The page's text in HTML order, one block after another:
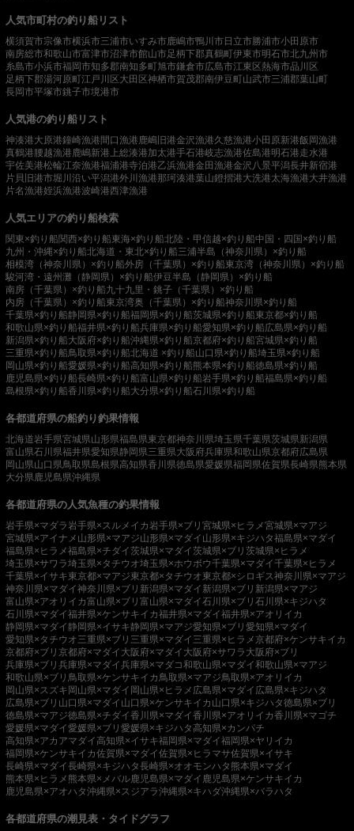
人気市町村の釣り船リスト
横須賀市宗像市横浜市三浦市いすみ市鹿嶋市鴨川市 日立市勝浦市小田原市
南房総市和歌山市富津市沼津市館山市足柄下郡真鶴町伊東市明石市北九州市
糸島市小浜市福岡市知多郡南知多町旭市鎌倉市広島市江東区熱海市品川区
足柄下郡湯河原町江戸川区 大田区神栖市賀茂郡南伊豆町山武市三浦郡葉山町
長岡市平塚市銚子市境港市
人気港の釣り船リスト
神湊港大原港鐘崎漁港 間口漁港鹿嶋旧港金沢漁港久慈漁港小田原新港飯岡漁港
真鶴港 腰越漁港鹿嶋新港 上総湊港加太港手石港岐志漁港佐島港明石港走水港
宇佐美港松輪江奈漁港福浦港寺泊港乙浜漁港金田漁港金沢八景平潟長井新宿港
片貝旧港市堀川沿い平潟港外川漁港那珂湊港葉山鐙摺港大洗港太海漁港大井漁港
片名漁港姪浜漁港波崎港西津漁港
人気エリアの釣り船検索
関東×釣り船関西×釣り船東海×釣り船北陸・甲信越×釣り船中国・四国×釣り船
九州・沖縄×釣り船北海道・東北×釣り船三浦半島（神奈川県）×釣り船
相模湾（神奈川県）×釣り船外房（千葉県）×釣り船東京湾（神奈川県）×釣り船
駿河湾・遠州灘（静岡県）×釣り船伊豆半島（静岡県）×釣り船
南房（千葉県）×釣り船九十九里・銚子（千葉県）×釣り船
内房（千葉県）×釣り船東京湾奥（千葉県）×釣り船神奈川県×釣り船
千葉県×釣り船静岡県×釣り船福岡県×釣り船茨城県×釣り船東京都×釣り船
和歌山県×釣り船福井県×釣り船兵庫県×釣り船愛知県×釣り船広島県×釣り船
新潟県×釣り船大阪府×釣り船沖縄県×釣り船京都府×釣り船宮城県×釣り船
三重県×釣り船鳥取県×釣り船北海道 ×釣り船山口県×釣り船埼玉県×釣り船
岡山県×釣り船愛媛県×釣り船高知県×釣り船熊本県×釣り船徳島県×釣り船
鹿児島県×釣り船長崎県×釣り船富山県×釣り船岩手県×釣り船福島県×釣り船
島根県×釣り船香川県×釣り船大分県×釣り船石川県×釣り船
各都道府県の船釣り釣果情報
北海道岩手県宮城県山形県福島県東京都神奈川県埼玉県千葉県茨城県新潟県
富山県石川県福井県愛知県静岡県三重県大阪府兵庫県和歌山県京都府広島県
岡山県山口県鳥取県島根県高知県香川県徳島県愛媛県福岡県佐賀県長崎県熊本県
大分県鹿児島県沖縄県
各都道府県の人気魚種の釣果情報
岩手県×マダラ岩手県×スルメイカ岩手県×ブリ 宮城県×ヒラメ宮城県×マアジ
宮城県×アイナメ 山形県×マアジ山形県×マダイ 山形県×キジハタ福島県×マダイ
福島県×ヒラメ福島県×チダイ茨城県×マダイ茨城県×ブリ 茨城県×ヒラメ
埼玉県×サワラ埼玉県×タチウオ埼玉県×ホウボウ千葉県×マダイ千葉県×ヒラメ
千葉県×イサキ東京都×マアジ東京都×タチウオ東京都×シロギス神奈川県×マアジ
神奈川県×マダイ神奈川県×ブリ 新潟県×マダイ 新潟県×ブリ 新潟県×マアジ
富山県×アオリイカ富山県×ブリ 富山県×マダイ石川県×ブリ 石川県×キジハタ
石川県×マダイ福井県×ケンサキイカ福井県×マダイ福井県×アオリイカ
静岡県×マダイ 静岡県×イサキ静岡県×マアジ愛知県×ブリ 愛知県×マダイ
愛知県×タチウオ三重県×ブリ 三重県×マダイ 三重県×ヒラメ京都府×ケンサキイカ
京都府×ブリ 京都府×マダイ 大阪府×マダイ 大阪府×サワラ 大阪府×ブリ
兵庫県×ブリ 兵庫県×マダイ兵庫県×マダコ和歌山県×マダイ和歌山県×マアジ
和歌山県×ブリ 鳥取県×ケンサキイカ鳥取県×マアジ鳥取県×アオリイカ
岡山県×スズキ 岡山県×マダイ 岡山県×ヒラメ 広島県×マダイ 広島県×キジハタ
広島県×ブリ 山口県×マダイ 山口県×ケンサキイカ 山口県×キジハタ徳島県×ブリ
徳島県×マアジ徳島県×チダイ香川県×マダイ香川県×アオリイカ香川県×マゴチ
愛媛県×マダイ愛媛県×ブリ 愛媛県×キジハタ高知県×カンパチ
高知県×アカアマダイ高知県×イサキ福岡県×マダイ福岡県×ヤリイカ
福岡県×ケンサキイカ佐賀県×マダイ佐賀県×ヒラマサ佐賀県×イサキ
長崎県×マダイ長崎県×キジハタ長崎県×オオモンハタ 熊本県×マダイ
熊本県×ヒラメ 熊本県×メバル鹿児島県×マダイ 鹿児島県×ケンサキイカ
鹿児島県×アオハタ沖縄県×スジアラ沖縄県×キハダ沖縄県×バラハタ
各都道府県の潮見表・タイドグラフ